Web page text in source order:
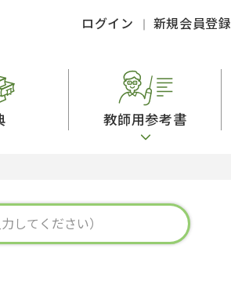
ログイン 新規会員登録
文法
文
図表
中国語辞典
シア語辞典
教師用参考書
文章・談話・表現
語学